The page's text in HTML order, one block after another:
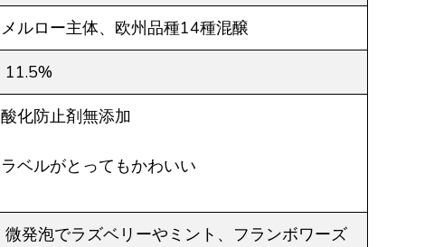
メルロー主体、欧州品種14種混醸
11.5%
酸化防止剤無添加
ラベルがとってもかわいい
微発泡でラズベリーやミント、フランボワーズ